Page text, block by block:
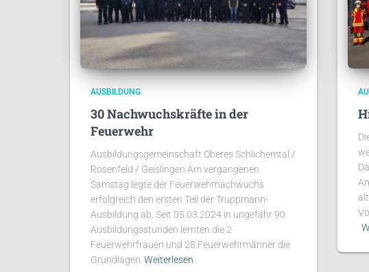
AUSBILDUNG
30 Nachwuchskräfte in der
Feuerwehr
Ausbildungsgemeinschaft Oberes Schlichemtal /
Rosenfeld / Geislingen Am vergangenen
Samstag legte der Feuerwehrnachwuchs
erfolgreich den ersten Teil der Truppmann-
Ausbildung ab. Seit 05.03.2024 in ungefähr 90
Ausbildungsstunden lernten die 2
Feuerwehrfrauen und 28 Feuerwehrmänner die
Grundlagen Weiterlesen